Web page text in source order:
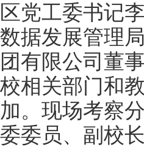
区党工委书记
数据发展管理
团有限公司董
校相关部门和
加。现场考察
委委员、副校